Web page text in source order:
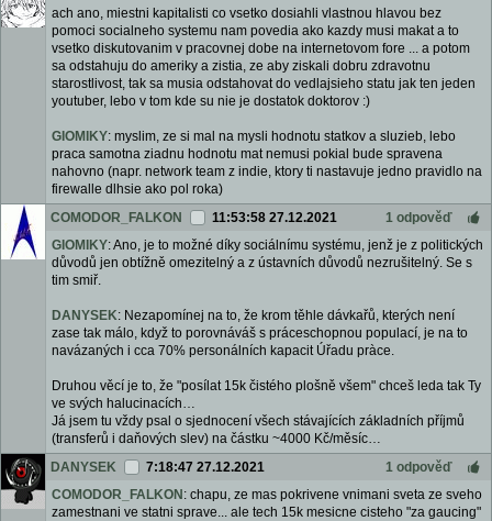
ach ano, miestni kapitalisti co vsetko dosiahli vlastnou hlavou bez
pomoci socialneho systemu nam povedia ako kazdy musi makat a to
vsetko diskutovanim v pracovnej dobe na internetovom fore ... a potom
sa odstahuju do ameriky a zistia, ze aby ziskali dobru zdravotnu
starostlivost, tak sa musia odstahovat do vedlajsieho statu jak ten jeden
youtuber, lebo v tom kde su nie je dostatok doktorov :)
GIOMIKY: myslim, ze si mal na mysli hodnotu statkov a sluzieb, lebo
praca samotna ziadnu hodnotu mat nemusi pokial bude spravena
nahovno (napr. network team z indie, ktory ti nastavuje jedno pravidlo na
firewalle dlhsie ako pol roka)
COMODOR_FALKON
11:53:58 27.12.2021
1 odpověď
GIOMIKY: Ano, je to možné díky sociálnímu systému, jenž je z politických
důvodů jen obtížně omezitelný a z ústavních důvodů nezrušitelný. Se s
tim smiř.
DANYSEK: Nezapomínej na to, že krom těhle dávkařů, kterých není
zase tak málo, když to porovnáváš s práceschopnou populací, je na to
navázaných i cca 70% personálních kapacit Úřadu pràce.
Druhou věcí je to, že "posílat 15k čistého plošně všem" chceš leda tak Ty
ve svých halucinacích…
Já jsem tu vždy psal o sjednocení všech stávajících základních příjmů
(transferů i daňových slev) na částku ~4000 Kč/měsíc…
DANYSEK
7:18:47 27.12.2021
1 odpověď
COMODOR_FALKON : chapu, ze mas pokrivene vnimani sveta ze sveho
zamestnani ve statni sprave... ale tech 15k mesicne cisteho "za gaucing"